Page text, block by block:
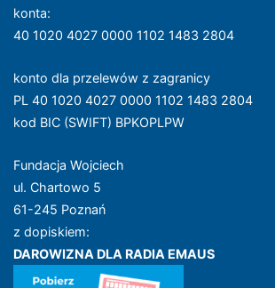
konta:
40 1020 4027 0000 1102 1483 2804
konto dla przelewów z zagranicy
PL 40 1020 4027 0000 1102 1483 2804
kod BIC (SWIFT) BPKOPLPW
Fundacja Wojciech
ul. Chartowo 5
61-245 Poznań
z dopiskiem:
DAROWIZNA DLA RADIA EMAUS